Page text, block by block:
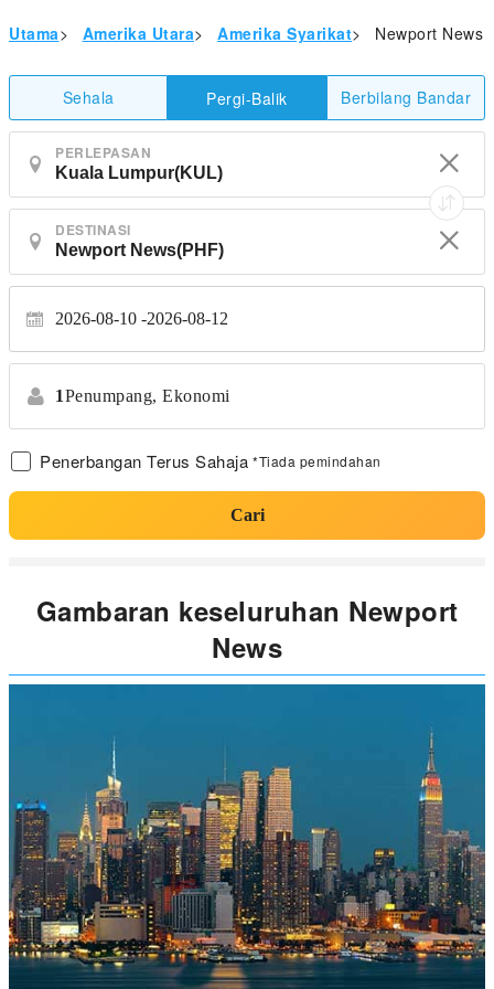
Utama> Amerika Utara> Amerika Syarikat> Newport News
Sehala Pergi-Balik Berbilang Bandar
PERLEPASAN
DESTINASI
2026-08-10 2026-08-12
1Penumpang, Ekonomi
Penerbangan Terus Sahaja *Tiada pemindahan
Cari
Gambaran keseluruhan Newport
News